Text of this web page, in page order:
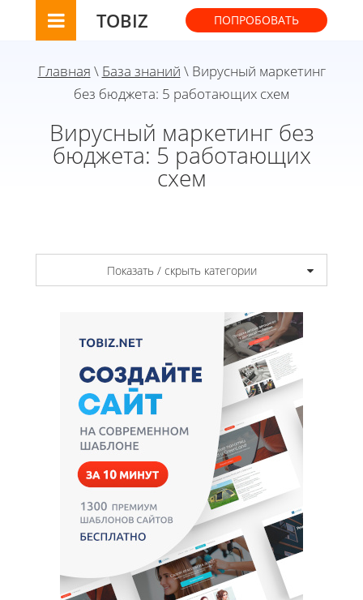
TOBIZ ПОПРОБОВАТЬ
Главная \ База знаний \ Вирусный маркетинг
без бюджета: 5 работающих схем
Вирусный маркетинг без
бюджета: 5 работающих
схем
Показать / скрыть категории